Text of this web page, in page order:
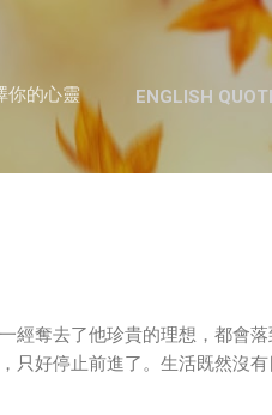
跳至
你的心靈 ENGLISH
經奪去了他珍貴的理想，都會
只好停止前進了。生活既然沒